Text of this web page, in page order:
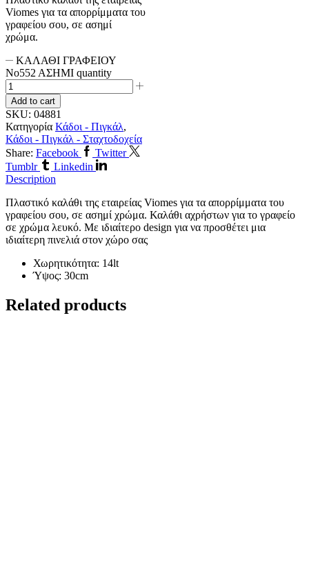
Viomes για τα απορρίμματα του
γραφείου σου, σε ασημί
χρώμα.
ΚΑΛΑΘΙ ΓΡΑΦΕΙΟΥ
Νο552 ΑΣΗΜΙ quantity
Add to cart
SKU: 04881
Κατηγορία Κάδοι - Πιγκάλ,
Κάδοι - Πιγκάλ - Σταχτοδοχεία
Share: Facebook
Twitter
Tumblr
Linkedin
Description
Πλαστικό καλάθι της εταιρείας Viomes για τα απορρίμματα του
γραφείου σου, σε ασημί χρώμα. Καλάθι αχρήστων για το γραφείο
σε χρώμα λευκό. Με ιδιαίτερο design για να προσθέτει μια
ιδιαίτερη πινελιά στον χώρο σας
Χωρητικότητα: 14lt
Ύψος: 30cm
Related products